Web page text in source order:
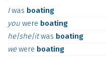
Iwas boating
you were boating
he|she|itwas boating
wewere boating